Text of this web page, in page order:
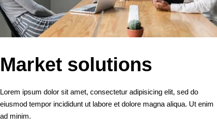
Market solutions
Lorem ipsum dolor sit amet, consectetur adipisicing elit, sed do
eiusmod tempor incididunt ut labore et dolore magna aliqua. Ut enim
ad minim.